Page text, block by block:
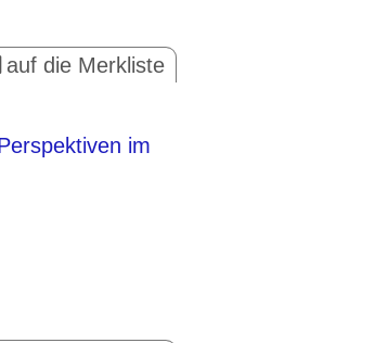
auf die Merkliste
im